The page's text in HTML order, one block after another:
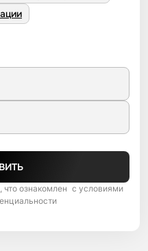
ознакомлен с условиями